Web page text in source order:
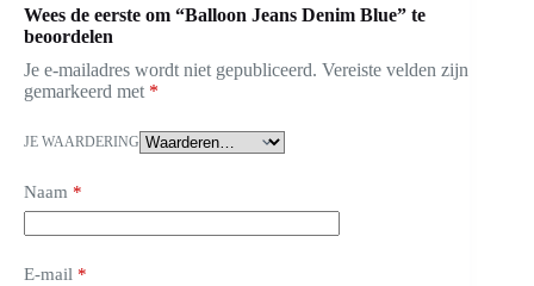
Wees de eerste om “Balloon Jeans Denim Blue” te
beoordelen
Je e-mailadres wordt niet gepubliceerd. Vereiste velden zijn
gemarkeerd met *
JE WAARDERING
Naam *
E-mail *